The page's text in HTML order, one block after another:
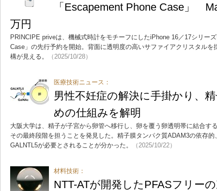
「Escapement Phone Case」
万円
PRINCIPE priveは、機械式時計をモチーフにしたiPhone 16／17シリー
Case」の先行予約を開始。背面に透明度の高いサファイアクリスタルを
構が見える。
（2025/10/28）
医療技術ニュース：
男性不妊症の解決に手掛かり、
めの仕組みを解明
大阪大学は、精子が子宮から卵管へ移行し、卵を覆う卵透明帯に結合す
その最終段階を担うことを発見した。精子膜タンパク質ADAM3の依存
GALNTL5が必要とされることが分かった。
（2025/10/22）
材料技術：
NTT-ATが開発したPFASフリー